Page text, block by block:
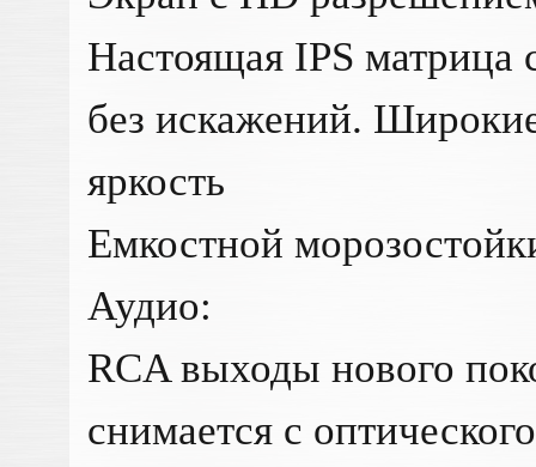
Настоящая IPS матрица
без искажений.
яркость
Емкостной
Аудио:
RCA выходы нового
снимается с